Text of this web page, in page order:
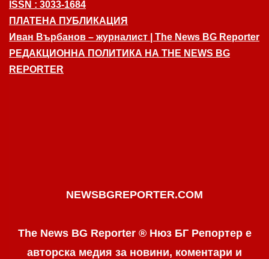
ISSN : 3033-1684
ПЛАТЕНА ПУБЛИКАЦИЯ
Иван Върбанов – журналист | The News BG Reporter
РЕДАКЦИОННА ПОЛИТИКА НА THE NEWS BG
REPORTER
NEWSBGREPORTER.COM
The News BG Reporter ® Нюз БГ Репортер е
авторска медия за новини, коментари и